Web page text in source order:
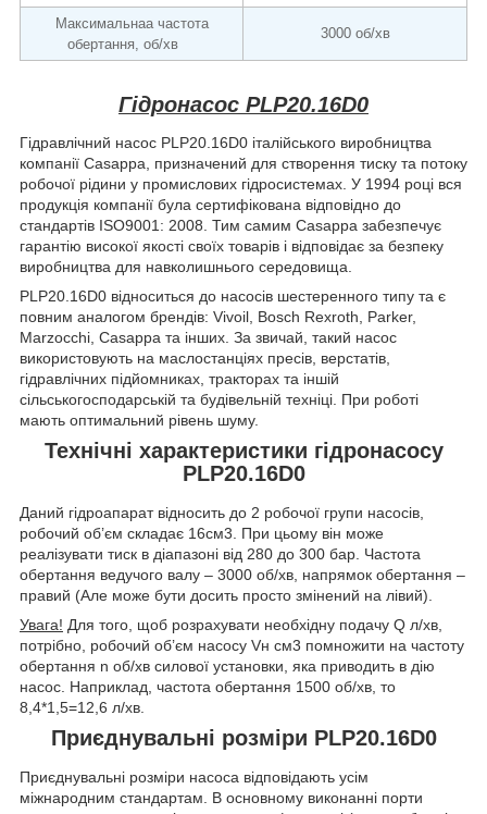
Максимальнаа частота
обертання, об/хв
3000 об/хв
Гідронасос PLP20.16D0
Гідравлічний насос PLP20.16D0 італійського виробництва
компанії Casappa, призначений для створення тиску та потоку
робочої рідини у промислових гідросистемах. У 1994 році вся
продукція компанії була сертифікована відповідно до
стандартів ISO9001: 2008. Тим самим Casappa забезпечує
гарантію високої якості своїх товарів і відповідає за безпеку
виробництва для навколишнього середовища.
PLP20.16D0 відноситься до насосів шестеренного типу та є
повним аналогом брендів: Vivoil, Bosch Rexroth, Parker,
Marzocchi, Casappa та інших. За звичай, такий насос
використовують на маслостанціях пресів, верстатів,
гідравлічних підйомниках, тракторах та іншій
сільськогосподарській та будівельній техніці. При роботі
мають оптимальний рівень шуму.
Технічні характеристики гідронасосу
PLP20.16D0
Даний гідроапарат відносить до 2 робочої групи насосів,
робочий об’єм складає 16см3 . При цьому він може
реалізувати тиск в діапазоні від 280 до 300 бар. Частота
обертання ведучого валу – 3000 об/хв, напрямок обертання –
правий (Але може бути досить просто змінений на лівий).
Увага! Для того, щоб розрахувати необхідну подачу Q л/хв,
потрібно, робочий об’єм насосу Vн см3 помножити на частоту
обертання n об/хв силової установки, яка приводить в дію
насос. Наприклад, частота обертання 1500 об/хв, то
8,4*1,5=12,6 л/хв.
Приєднувальні розміри PLP20.16D0
Приєднувальні розміри насоса відповідають усім
міжнародним стандартам. В основному виконанні порти